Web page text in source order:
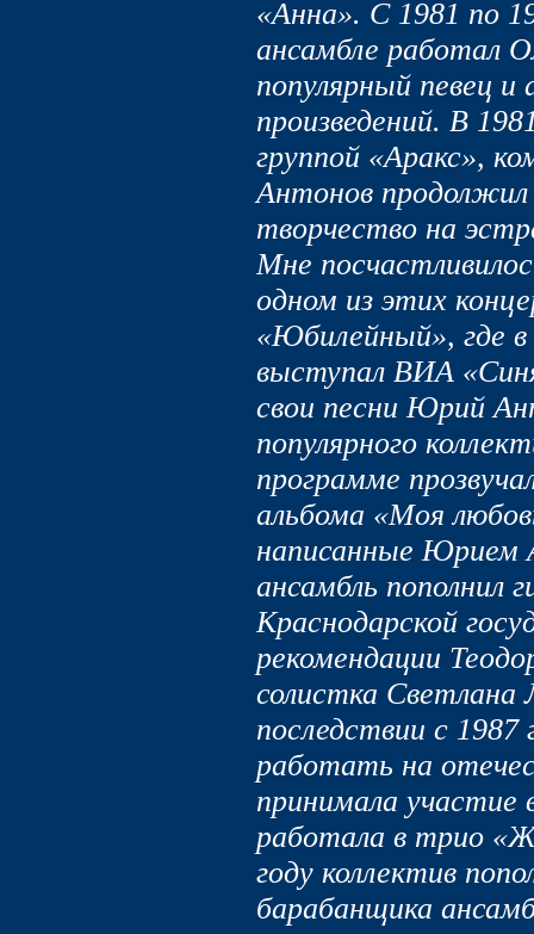
«Анна». С 1981 по
ансамбле работал
популярный певец и
произведений. В
группой «Аракс»,
Антонов продолжил
творчество на
Мне
одном из этих
«Юбилейный», где
выступал ВИА
свои песни Юрий
популярного
программе
альбома «Моя
написанные Юрием
ансамбль пополнил
Краснодарской
рекомендации
солистка Светлана
последствии с 1987
работать на
принимала участие
работала в трио
году коллектив
барабанщика